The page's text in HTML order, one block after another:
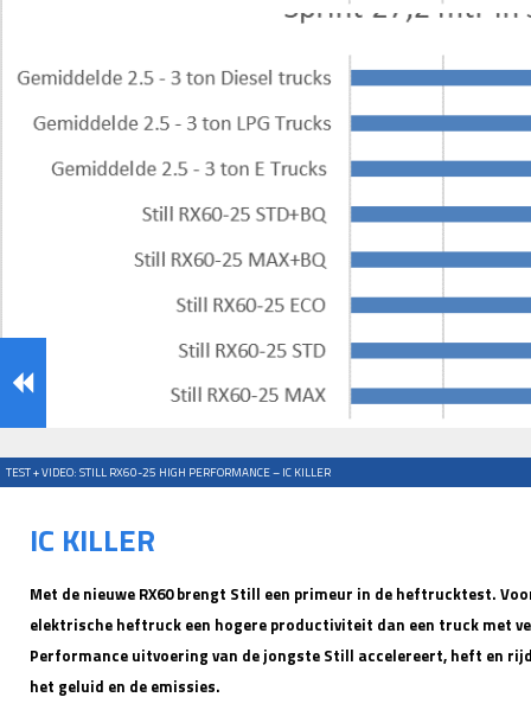
TEST + VIDEO: STILL RX60-25 HIGH PERFORMANCE – IC KILLER
IC KILLER
Met de nieuwe RX60 brengt Still een primeur in de heftrucktest.
elektrische heftruck een hogere productiviteit dan een truck met
Performance uitvoering van de jongste Still accelereert, heft en
het geluid en de emissies.